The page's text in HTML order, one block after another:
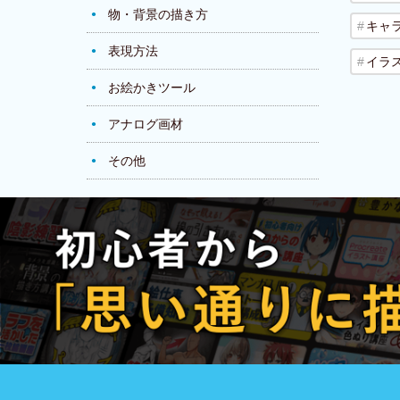
物・背景の描き方
表現方法
お絵かきツール
アナログ画材
その他
キャ
イラ